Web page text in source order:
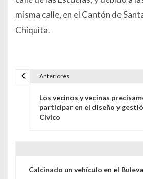
misma calle, en el Cantón de
Chiquita.
Anteriores
Los vecinos y vecinas
participar en el diseño y
Cívico
Calcinado un vehículo en el